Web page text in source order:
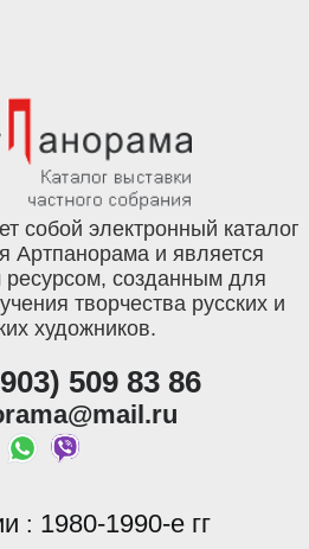
собой электронный каталог
Артпанорама и является
созданным для
творчества русских и
художников.
509 83 86
: 1980-1990-е гг